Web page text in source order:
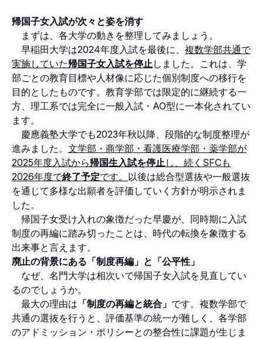
帰国子女入試が次々と姿を消す
まずは、各大学の動きを整理してみましょう。
早稲田大学は2024年度入試を最後に、 複数学部共通で
実施していた帰国子女入試を停止 しました。これは、学
部ごとの教育目標や人材像に応じた個別制度への移行を
目的としたものです。教育学部では限定的に継続する一
方、理工系では完全に一般入試・AO型に一本化されてい
ます。
慶應義塾大学でも2023年秋以降、段階的な制度整理が
進みました。 文学部・商学部・看護医療学部・薬学部が
2025年度入試から帰国生入試を停止 し、続くSFCも
2026年度で終了予定です。 以後は総合型選抜や一般選抜
を通じて多様な出願者を評価していく方針が明示されま
した。
帰国子女受け入れの象徴だった早慶が、同時期に入試
制度の再編に踏み切ったことは、時代の転換を象徴する
出来事と言えます。
廃止の背景にある「制度再編」と「公平性」
なぜ、名門大学は相次いで帰国子女入試を見直してい
るのでしょうか。
最大の理由は 「制度の再編と統合」 です。複数学部で
共通の選抜を行うと、評価基準の統一が難しく、各学部
のアドミッション・ポリシーとの整合性に課題が生じま